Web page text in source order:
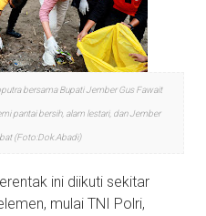
bersama Bupati Jember Gus Fawait
pantai bersih, alam lestari, dan Jember
(Foto:Dok.Abadi)
ini diikuti sekitar
mulai TNI Polri,